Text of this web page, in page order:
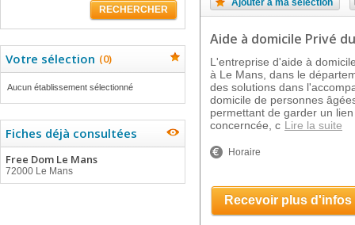
RECHERCHER
Votre sélection (0)
Aucun établissement sélectionné
Fiches déjà consultées
Free Dom Le Mans
72000 Le Mans
Ajouter à ma sélection
Aide à domicile Privé
L'entreprise d'aide à
à Le Mans, dans le
des solutions dans
domicile de personnes
permettant de garder un
concerncée, c Lire la suite
Horaire
Recevoir plus d'infos